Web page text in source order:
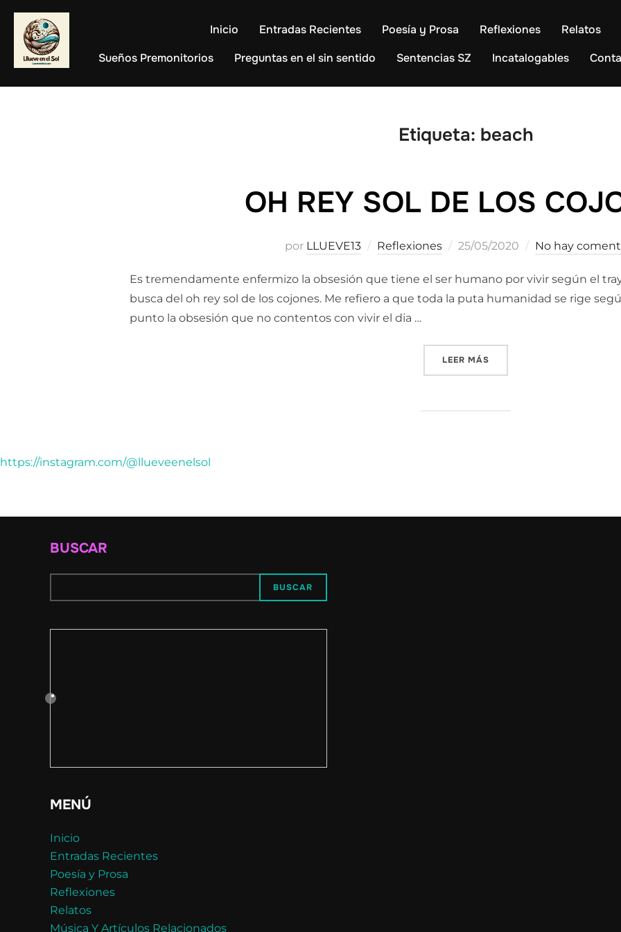
contenido
Inicio Entradas Recientes Poesía y Prosa Reflexiones
Relatos
Sueños Premonitorios
Preguntas en el sin sentido Sentencias SZ Incatalogables
Etiqueta: beach
OH REY SOL DE LOS
por LLUEVE13 Reflexiones
Publicado
25/05/2020 No hay
Es tremendamente enfermizo la obsesión que tiene el ser humano por vivir según el
busca del oh rey sol de los cojones. Me refiero a que toda la puta humanidad se rige
punto la obsesión que no contentos con vivir el dia …
LEER MÁS
https://instagram.com/@llueveenelsol
BUSCAR
BUSCAR
MENÚ
Inicio
Entradas Recientes
Poesía y Prosa
Reflexiones
Relatos
Música Y Artículos Relacionados